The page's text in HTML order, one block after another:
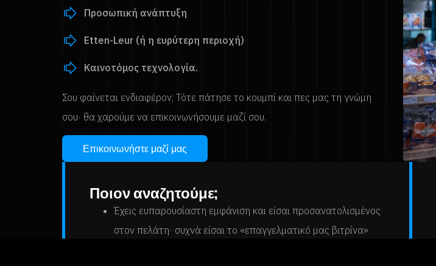
Προσωπική ανάπτυξη
Etten-Leur (ή η ευρύτερη περιοχή)
Καινοτόμος τεχνολογία.
Σου φαίνεται ενδιαφέρον; Τότε πάτησε το κουμπί και πες μας τη γνώμη
σου· θα χαρούμε να επικοινωνήσουμε μαζί σου.
Επικοινωνήστε μαζί μας
Ποιον αναζητούμε;
Έχεις ευπαρουσίαστη εμφάνιση και είσαι προσανατολισμένος
στον πελάτη· συχνά είσαι το «επαγγελματικό μας βιτρίνα»